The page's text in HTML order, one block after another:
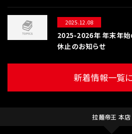
2025.12.08
2025-2026年 年末年始
休止のお知らせ
新着情報一覧
拉麺帝王 本店